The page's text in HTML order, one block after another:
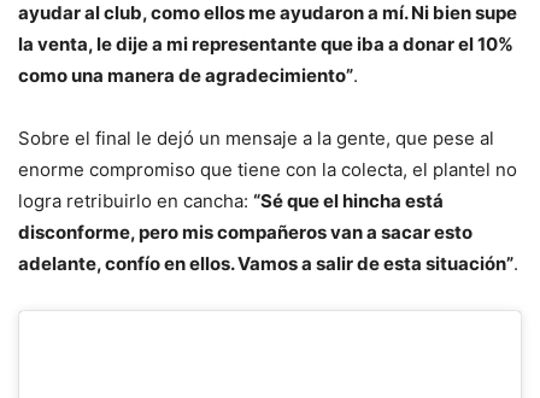
ayudar al club, como ellos me ayudaron a mí. Ni bien supe
la venta, le dije a mi representante que iba a donar el 10%
como una manera de agradecimiento”.
Sobre el final le dejó un mensaje a la gente, que pese al
enorme compromiso que tiene con la colecta, el plantel no
logra retribuirlo en cancha: “Sé que el hincha está
disconforme, pero mis compañeros van a sacar esto
adelante, confío en ellos. Vamos a salir de esta situación”.